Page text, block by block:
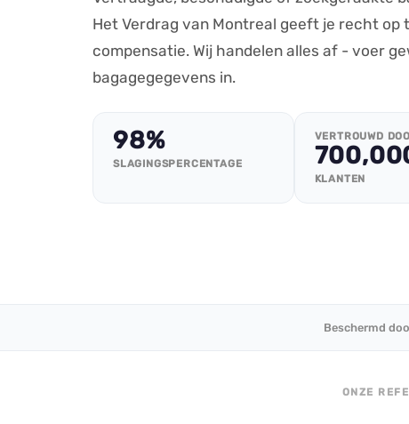
Het Verdrag van Montreal geeft je recht op
compensatie. Wij handelen alles af - voer
bagagegegevens in.
98%
SLAGINGSPERCENTAGE
VERTROUWD
KLANTEN
Beschermd
ONZE